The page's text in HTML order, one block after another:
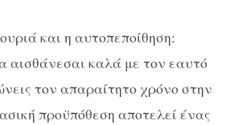
και η αυτοπεποίθηση:
αισθάνεσαι καλά με τον εαυτό
τον απαραίτητο χρόνο στην
προϋπόθεση αποτελεί ένας